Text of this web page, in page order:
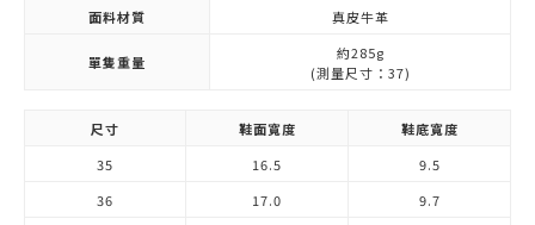
面料材質
真皮牛革
單隻重量
約285g
(測量尺寸：37)
尺寸 鞋面寬度
鞋底寬度
35
16.5
9.5
36
17.0
9.7